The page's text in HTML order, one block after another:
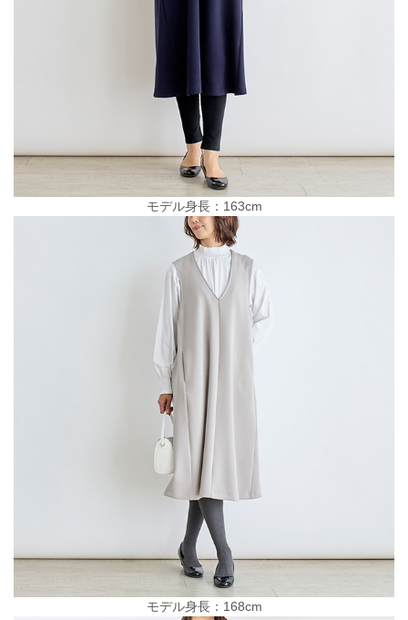
モデル身長：163cm
モデル身長：168cm